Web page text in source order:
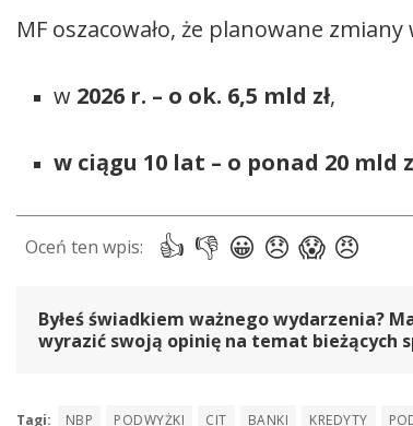
MF oszacowało, że planowane
w 2026 r. – o ok. 6,5 mld zł,
w ciągu 10 lat – o ponad 20 mld
Byłeś świadkiem ważnego wydarzenia?
wyrazić swoją opinię na temat bieżących
Tagi: NBP PODWYŻKI CIT BANKI KREDYTY